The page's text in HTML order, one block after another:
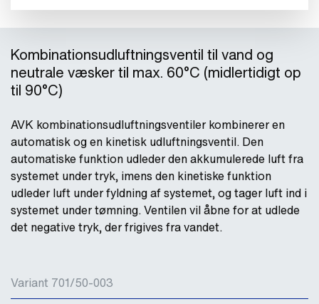
Kombinationsudluftningsventil til vand og
neutrale væsker til max. 60°C (midlertidigt op
til 90°C)
AVK kombinationsudluftningsventiler kombinerer en
automatisk og en kinetisk udluftningsventil. Den
automatiske funktion udleder den akkumulerede luft fra
systemet under tryk, imens den kinetiske funktion
udleder luft under fyldning af systemet, og tager luft ind i
systemet under tømning. Ventilen vil åbne for at udlede
det negative tryk, der frigives fra vandet.
Variant 701/50-003